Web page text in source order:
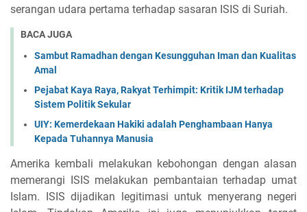
serangan udara pertama terhadap sasaran ISIS di Suriah.
BACA JUGA
Sambut Ramadhan dengan Kesungguhan Iman dan Kualitas
Amal
Pejabat Kaya Raya, Rakyat Terhimpit: Kritik IJM terhadap
Sistem Politik Sekular
UIY: Kemerdekaan Hakiki adalah Penghambaan Hanya
Kepada Tuhannya Manusia
Amerika kembali melakukan kebohongan dengan alasan
memerangi ISIS melakukan pembantaian terhadap umat
Islam. ISIS dijadikan legitimasi untuk menyerang negeri